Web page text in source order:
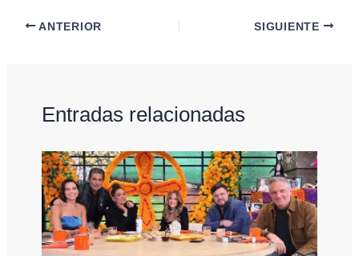
ANTERIOR SIGUIENTE
Entradas relacionadas